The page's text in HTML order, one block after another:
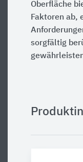
Oberfläche
Faktoren ab,
sorgfältig